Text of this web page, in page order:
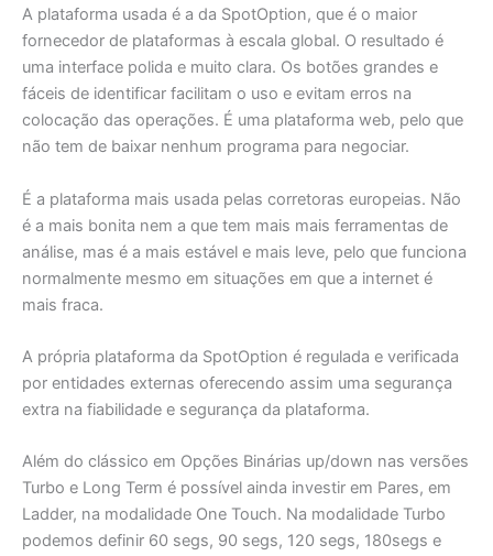
A plataforma usada é a da SpotOption, que é o maior
fornecedor de plataformas à escala global. O resultado é
uma interface polida e muito clara. Os botões grandes e
fáceis de identificar facilitam o uso e evitam erros na
colocação das operações. É uma plataforma web, pelo que
não tem de baixar nenhum programa para negociar.
É a plataforma mais usada pelas corretoras europeias. Não
é a mais bonita nem a que tem mais mais ferramentas de
análise, mas é a mais estável e mais leve, pelo que funciona
normalmente mesmo em situações em que a internet é
mais fraca.
A própria plataforma da SpotOption é regulada e verificada
por entidades externas oferecendo assim uma segurança
extra na fiabilidade e segurança da plataforma.
Além do clássico em Opções Binárias up/down nas versões
Turbo e Long Term é possível ainda investir em Pares, em
Ladder, na modalidade One Touch. Na modalidade Turbo
podemos definir 60 segs, 90 segs, 120 segs, 180segs e